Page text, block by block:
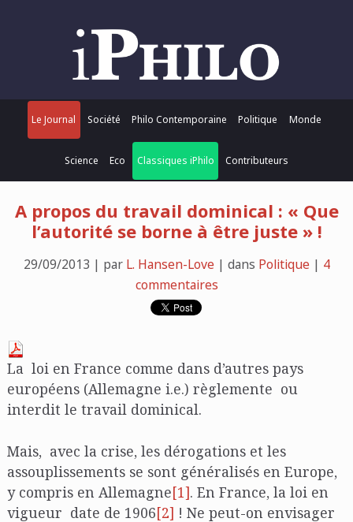
Le Journal Société Philo Contemporaine Politique Monde
Science Eco Classiques iPhilo Contributeurs
A propos du travail dominical : « Que
l’autorité se borne à être juste » !
29/09/2013 | par L. Hansen-Love| dans Politique| 4
commentaires
La loi en France comme dans d’autres pays
européens (Allemagne i.e.) règlemente ou
interdit le travail dominical.
Mais, avec la crise, les dérogations et les
assouplissements se sont généralisés en Europe,
y compris en Allemagne[1]. En France, la loi en
vigueur date de 1906[2] ! Ne peut-on envisager